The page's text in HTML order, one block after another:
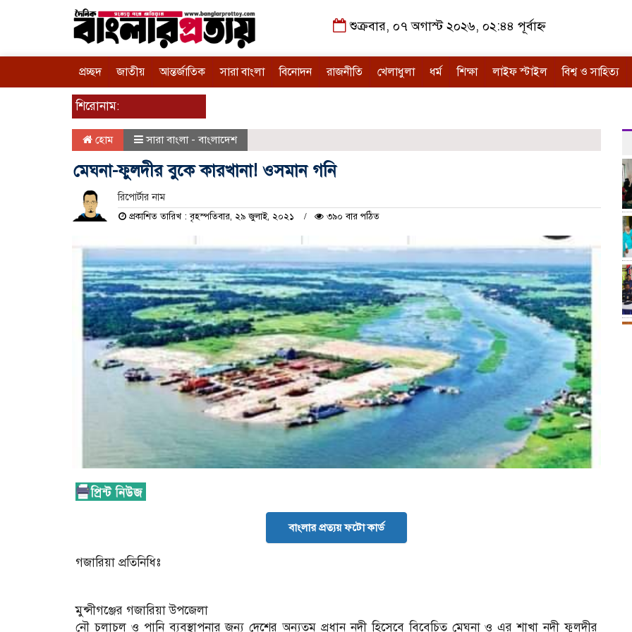
শুক্রবার, ০৭ অগাস্ট ২০২৬, ০২:৪৪ পূর্বাহ্ন
প্রচ্ছদ জাতীয় আন্তর্জাতিক সারা বাংলা বিনোদন রাজনীতি খেলাধুলা ধর্ম শিক্ষা লাইফ স্টাইল বিশ্ব ও সাহিত্য
শিরোনাম:
হোম সারা বাংলা - বাংলাদেশ
মেঘনা-ফুলদীর বুকে কারখানা! ওসমান গনি
রিপোর্টার নাম
প্রকাশিত তারিখ : বৃহস্পতিবার, ২৯ জুলাই, ২০২১ ৩৯০ বার পঠিত
বাংলার প্রত্যয় ফটো কার্ড
গজারিয়া প্রতিনিধিঃ
মুন্সীগঞ্জের গজারিয়া উপজেলা
নৌ চলাচল ও পানি ব্যবস্থাপনার জন্য দেশের অন্যতম প্রধান নদী হিসেবে বিবেচিত মেঘনা ও এর শাখা নদী ফুলদীর